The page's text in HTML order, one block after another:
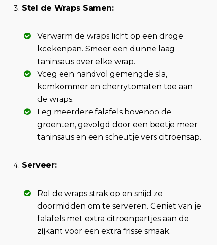
Stel de Wraps Samen:
Verwarm de wraps licht op een droge
koekenpan. Smeer een dunne laag
tahinsaus over elke wrap.
Voeg een handvol gemengde sla,
komkommer en cherrytomaten toe aan
de wraps.
Leg meerdere falafels bovenop de
groenten, gevolgd door een beetje meer
tahinsaus en een scheutje vers citroensap.
Serveer:
Rol de wraps strak op en snijd ze
doormidden om te serveren. Geniet van je
falafels met extra citroenpartjes aan de
zijkant voor een extra frisse smaak.